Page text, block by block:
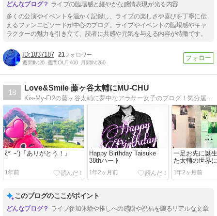
ライブの臨場感と細やかな感情表現が光る内容
多くの公演やイベントを温かく記録し、ライブの楽しさや喜びを丁寧に伝
えるファンエピソードが中心のブログ。ライブやイベントの臨場感やキャ
ラクターの魅力を引き立て、読者に共感や元気を与える内容が特徴です。
1837187 21
週間IN:20 週間OUT:400 月間IN:260
18
Love&Smile 藤ヶ谷太輔にMU-CHU
Kis-My-Ft2の藤ヶ谷太輔に夢中なアラサー女子のブログ！気分屋更新で、気分でいきなりロケ地巡りしたりします(´∀｀*)
ξ*‘ ｰ‘)『ありがとう！』
1年前
Happy Birthday Taisuke
38thハート
1年2ヶ月前
一足お先に誕
た太輔の世界
て…
1年2ヶ月前
このブログのここがポイント
ライブ参加体験や推しへの感謝や祝福を綴るリアルな文章